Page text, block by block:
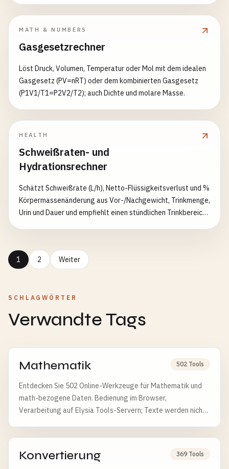
MATH & NUMBERS
Gasgesetzrechner
Löst Druck, Volumen, Temperatur oder Mol mit dem idealen
Gasgesetz (PV=nRT) oder dem kombinierten Gasgesetz
(P1V1/T1=P2V2/T2); auch Dichte und molare Masse.
HEALTH
Schweißraten- und
Hydrationsrechner
Schätzt Schweißrate (L/h), Netto-Flüssigkeitsverlust und %
Körpermassenänderung aus Vor-/Nachgewicht, Trinkmenge,
Urin und Dauer und empfiehlt einen stündlichen Trinkbereich
1 2 Weiter
SCHLAGWÖRTER
Verwandte Tags
Mathematik 502 Tools
Entdecken Sie 502 Online-Werkzeuge für Mathematik und
math-bezogene Daten. Bedienung im Browser,
Verarbeitung auf Elysia Tools-Servern; Texte werden nicht
Konvertierung 369 Tools